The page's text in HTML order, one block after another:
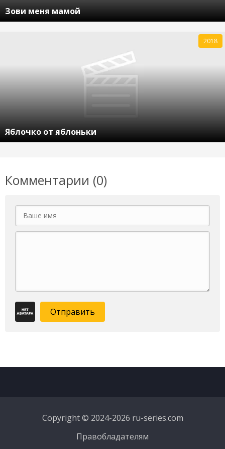
Зови меня мамой
Яблочко от яблоньки
2018
Комментарии (0)
Отправить
Copyright © 2024-2026 ru-series.com
Правобладателям